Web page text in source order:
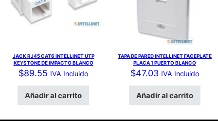
JACK RJ45 CAT6 INTELLINET UTP
KEYSTONE DE IMPACTO BLANCO
$89.55 IVA Incluido
Añadir al carrito
TAPA DE PARED INTELLINET FACEPLATE
PLACA 1 PUERTO BLANCO
$47.03 IVA Incluido
Añadir al carrito